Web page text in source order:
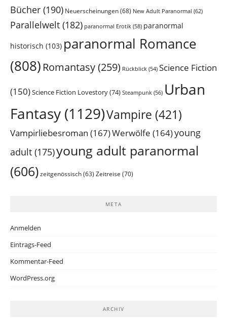
Bücher (190) Neuerscheinungen(68) New Adult Paranormal (62)
Parallelwelt (182) paranormal Erotik (58) paranormal
historisch (103) paranormal Romance
(808) Romantasy(259) Rückblick (54) Science Fiction
(150)Science Fiction Lovestory(74) Steampunk (56) Urban
Fantasy (1129)Vampire (421)
Vampirliebesroman (167)Werwölfe (164)young
adult (175)young adult paranormal
(606) zeitgenössisch (63) Zeitreise (70)
META
Anmelden
Eintrags-Feed
Kommentar-Feed
WordPress.org
ARCHIV